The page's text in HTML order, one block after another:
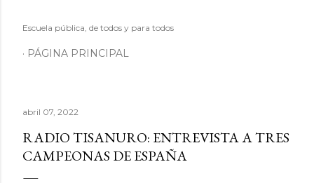
Escuela pública, de todos y para todos
PÁGINA PRINCIPAL
abril 07, 2022
RADIO TISANURO: ENTREVISTA A TRES
CAMPEONAS DE ESPAÑA